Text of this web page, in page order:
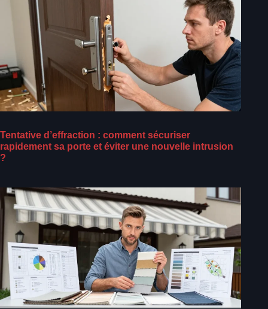
Tentative d’effraction : comment sécuriser
rapidement sa porte et éviter une nouvelle intrusion
?